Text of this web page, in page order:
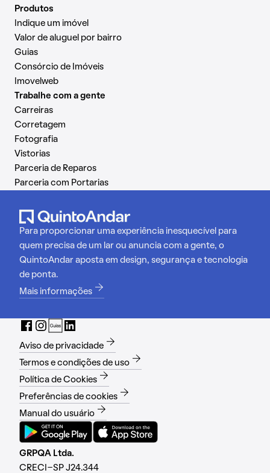
Produtos
Indique um imóvel
Valor de aluguel por bairro
Guias
Consórcio de Imóveis
Imovelweb
Trabalhe com a gente
Carreiras
Corretagem
Fotografia
Vistorias
Parceria de Reparos
Parceria com Portarias
Para proporcionar uma experiência inesquecível para
quem precisa de um lar ou anuncia com a gente, o
QuintoAndar aposta em design, segurança e tecnologia
de ponta.
Mais informações
Aviso de privacidade
Termos e condições de uso
Política de Cookies
Preferências de cookies
Manual do usuário
GRPQA Ltda.
CRECI-SP J24.344